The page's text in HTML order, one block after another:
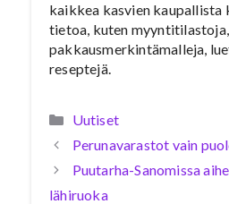
kaikkea kasvien kaupallista
tietoa, kuten myyntitilastoja,
pakkausmerkintämalleja,
reseptejä.
Kategoriat
Uutiset
Perunavarastot vain
Puutarha-Sanomissa
lähiruoka